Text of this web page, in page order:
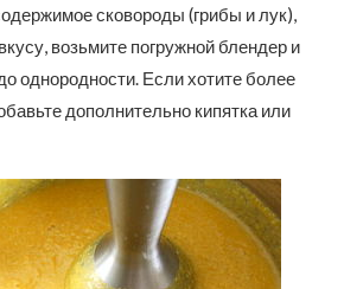
сковороды (грибы и лук),
возьмите погружной блендер и
однородности. Если хотите более
дополнительно кипятка или